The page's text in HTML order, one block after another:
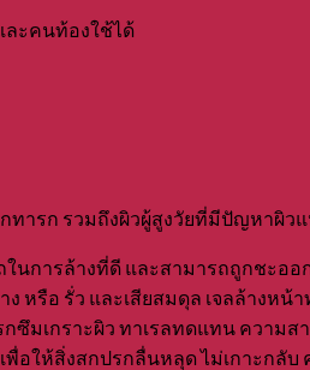
ละคนท้องใช้ได้
กทารก รวมถึงผิวผู้สูงวัยที่มีปัญหาผิว
นการล้างที่ดี และสามารถถูกชะอ
หรือ รั่ว และเสียสมดุล เจลล้างห
มเกราะผิว ทาเรลทดแทน ความ
อให้สิ่งสกปรกลื่นหลุด ไม่เกาะก